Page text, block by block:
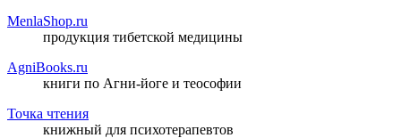
MenlaShop.ru
продукция тибетской медицины
AgniBooks.ru
книги по Агни-йоге и теософии
Точка чтения
книжный для психотерапевтов